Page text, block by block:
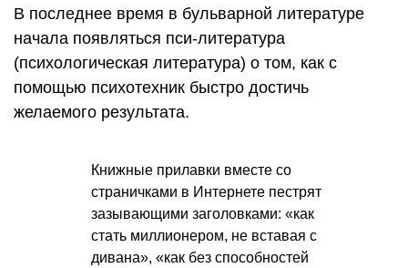
В последнее время в бульварной литературе
начала появляться пси-литература
(психологическая литература) о том, как с
помощью психотехник быстро достичь
желаемого результата.
Книжные прилавки вместе со
страничками в Интернете пестрят
зазывающими заголовками: «как
стать миллионером, не вставая с
дивана», «как без способностей